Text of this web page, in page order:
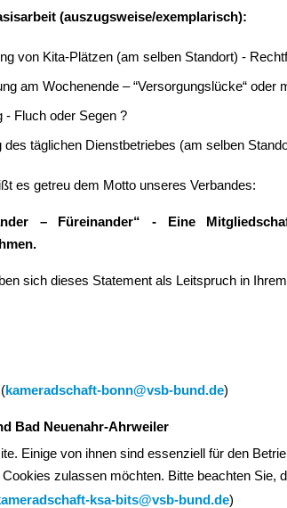
(auszugsweise/exemplarisch):
von Kita-Plätzen (am selben Standort) -
am Wochenende – “Versorgungslücke“
- Fluch oder Segen ?
täglichen Dienstbetriebes (am selben
es getreu dem Motto unseres Verbandes:
– Füreinander“ - Eine
sich dieses Statement als Leitspruch in
kameradschaft-bonn@vsb-bund.de)
Bad Neuenahr-Ahrweiler
ksa-bits@vsb-bund.de)
Einige von ihnen sind essenziell für den
zulassen möchten. Bitte beachten